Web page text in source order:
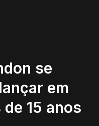
se
em
15 anos